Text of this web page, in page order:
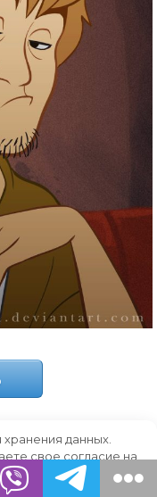
данных.
свое согласие на
OK